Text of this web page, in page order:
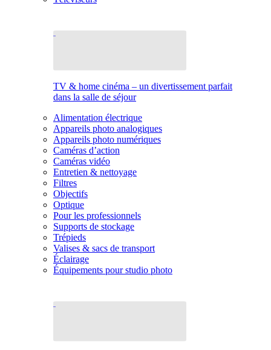
TV & home cinéma – un divertissement parfait
dans la salle de séjour
Alimentation électrique
Appareils photo analogiques
Appareils photo numériques
Caméras d’action
Caméras vidéo
Entretien & nettoyage
Filtres
Objectifs
Optique
Pour les professionnels
Supports de stockage
Trépieds
Valises & sacs de transport
Éclairage
Équipements pour studio photo